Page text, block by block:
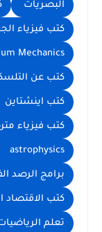
البصريات
كتب فيزياء
Mechanics
كتب عن
كتب اينشتاين
كتب فيزياء
astrophysics
برامج الرصد
كتب الاقتصاد
تعلم